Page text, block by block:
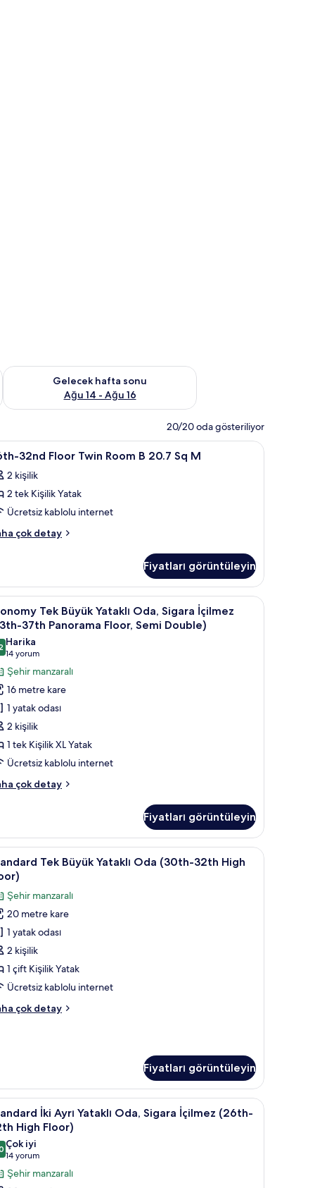
7 - Ağu 9
Gelecek hafta sonu
Ağu 14 - Ağu 16
Önümüzdeki hafta sonu için müsaitliği kontrol et Ağu 14 -
20/20 oda gösteriliyor
ütü/ütü masası Kuştüyü yorgan, odada kasa, güneşlik/
1 32nd Floor Twin Room B 20.7 Sq M
2 kişilik
2 tek Kişilik Yatak
Ücretsiz kablolu internet
çok detay
Fiyatları görüntüleyin
perde, ütü/ütü masası
İçilmez (36th-37th Panorama Floor) | Kuştüyü yorgan, odada kasa,
Economy Tek Büyük Yataklı Oda, Sigara
10
Tek Büyük Yataklı Oda, Sigara İçilmez
37th Panorama Floor, Semi Double)
/ 10
Harika
14 yorum
(14
yorum)
Şehir manzaralı
16 metre kare
1 yatak odası
2 kişilik
1 tek Kişilik XL Yatak
Ücretsiz kablolu internet
çok detay
Fiyatları görüntüleyin
masası
İçilmez (26th-32th High Floor) | Kuştüyü yorgan, odada kasa, güneşlik/
Standard Tek Büyük Yataklı Oda (30th-
11
Tek Büyük Yataklı Oda (30th-32th High
Şehir manzaralı
20 metre kare
1 yatak odası
2 kişilik
1 çift Kişilik Yatak
Ücretsiz kablolu internet
çok detay
Fiyatları görüntüleyin
ütü/ütü masası
(26th-32h High Floor) | Kuştüyü yorgan, odada kasa, güneşlik/perde,
Kuştüyü yorgan, odada kasa, güneşlik/
12
İki Ayrı Yataklı Oda, Sigara İçilmez (26th-
High Floor)
/ 10
Çok iyi
14 yorum
(14
yorum)
Şehir manzaralı